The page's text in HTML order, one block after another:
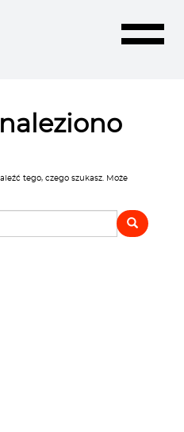
Toggle
tego, czego szukasz. Może